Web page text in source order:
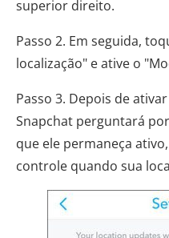
superior direito.
Passo 2. Em seguida,
localização" e ative o
Passo 3. Depois de
Snapchat perguntará
que ele permaneça
controle quando sua